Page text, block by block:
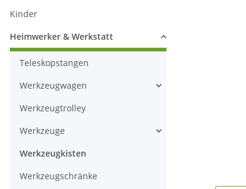
Kinder
Heimwerker & Werkstatt
Teleskopstangen
Werkzeugwagen
Werkzeugtrolley
Werkzeuge
Werkzeugkisten
Werkzeugschränke